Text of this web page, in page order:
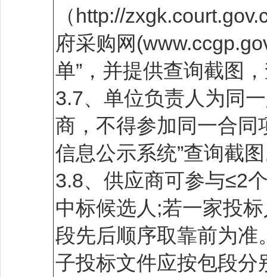
（http://
府采购网
单”，并提供查询截图
3.7、单位负责人为同
商，不得参加同一合同
信息公示系统”查询截
3.8、供应商可参与≤2
中标候选人;若一家投
段先后顺序取靠前为准
子投标文件应按包段分